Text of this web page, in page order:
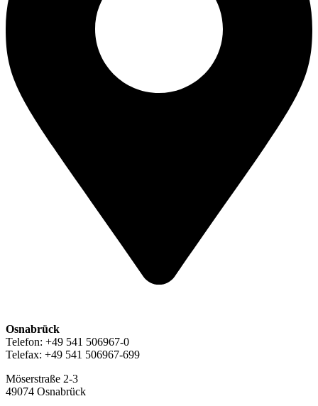
Osnabrück
Telefon: +49 541 506967-0
Telefax: +49 541 506967-699
Möserstraße 2-3
49074 Osnabrück